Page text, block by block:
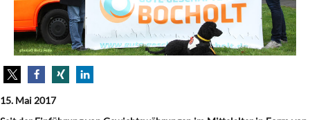
15. Mai 2017